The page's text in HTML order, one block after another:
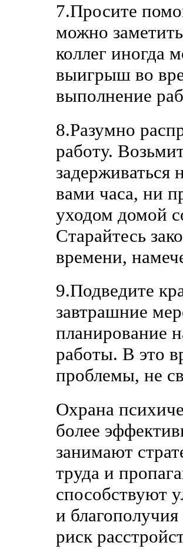
7.Просите
можно
коллег иногда
выигрыш во
выполнение
8.Разумно
работу.
задерживаться
вами часа, ни
уходом домой
Старайтесь
времени,
9.Подведите
завтрашние
планирование
работы. В это
проблемы, не
Охрана
более
занимают
труда и
способствуют
и
риск